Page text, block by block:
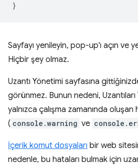
}
Sayfayı yenileyin, pop-up'ı açın ve
Hiçbir şey olmaz.
Uzantı Yönetimi sayfasına
görünmez. Bunun nedeni,
yalnızca çalışma zamanında oluşan
( console.warning ve
İçerik komut dosyaları bir web
nedenle, bu hataları bulmak için